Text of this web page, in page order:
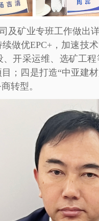
及矿业专班工作做出
做优EPC+，加速技
开采运维、选矿工
；四是打造“中亚建
转型。